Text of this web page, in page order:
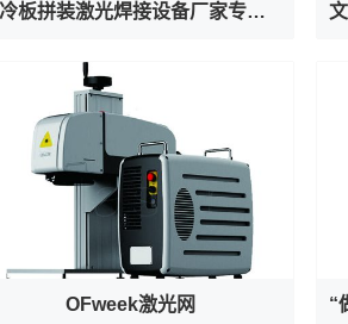
液冷板拼装激光焊接设备厂家专业出产AI服务器液冷阀焊接机
OFweek激光网